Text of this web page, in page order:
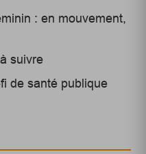
: en mouvement,
suivre
de santé publique